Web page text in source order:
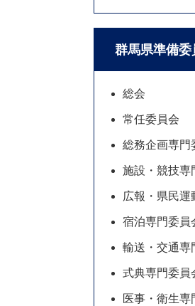
群馬県準備委
総会
常任委員会
総務企画専門
施設・競技専
広報・県民運
宿泊専門委員
輸送・交通専
式典専門委員
医事・衛生専